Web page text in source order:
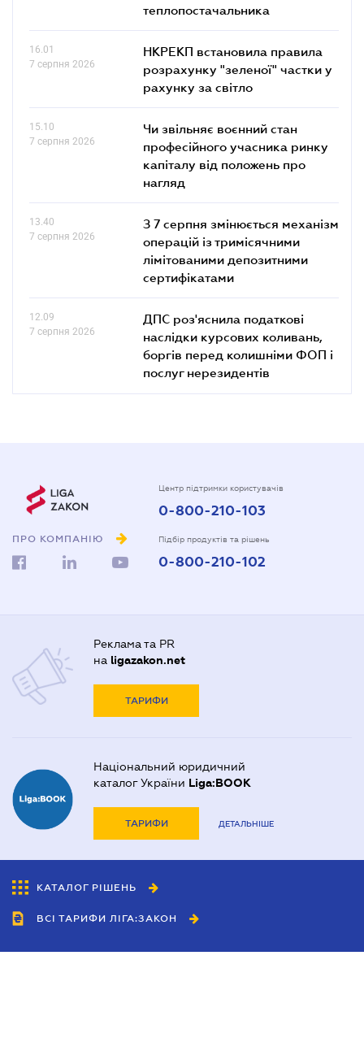
теплопостачальника
16.01
7 серпня 2026
НКРЕКП встановила правила
розрахунку "зеленої" частки у
рахунку за світло
15.10
7 серпня 2026
Чи звільняє воєнний стан
професійного учасника ринку
капіталу від положень про
нагляд
13.40
7 серпня 2026
З 7 серпня змінюється механізм
операцій із тримісячними
лімітованими депозитними
сертифікатами
12.09
7 серпня 2026
ДПС роз'яснила податкові
наслідки курсових коливань,
боргів перед колишніми ФОП і
послуг нерезидентів
ПРО КОМПАНІЮ
Центр підтримки користувачів
0-800-210-103
Підбір продуктів та рішень
0-800-210-102
Реклама та PR
на ligazakon.net
ТАРИФИ
Національний юридичний
каталог України Liga:BOOK
ТАРИФИ ДЕТАЛЬНІШЕ
КАТАЛОГ РІШЕНЬ
ВСІ ТАРИФИ ЛІГА:ЗАКОН